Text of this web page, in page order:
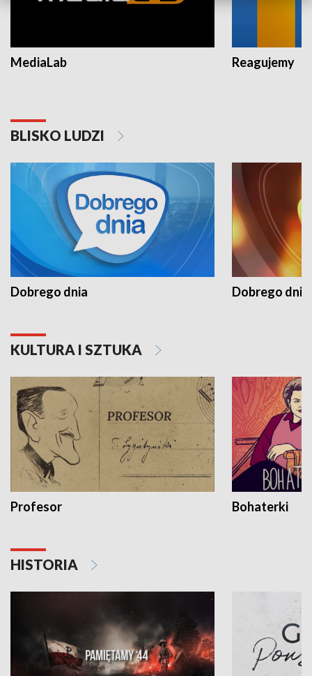
MediaLab Reagujemy
BLISKO LUDZI
Dobrego dnia Dobrego dnia
KULTURA I SZTUKA
Profesor Bohaterki
HISTORIA